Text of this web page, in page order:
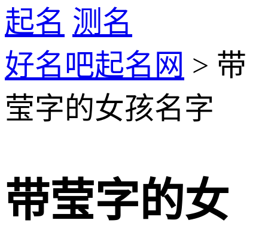
起名 测名
好名吧起名网 > 带
莹字的女孩名字
带莹字的女